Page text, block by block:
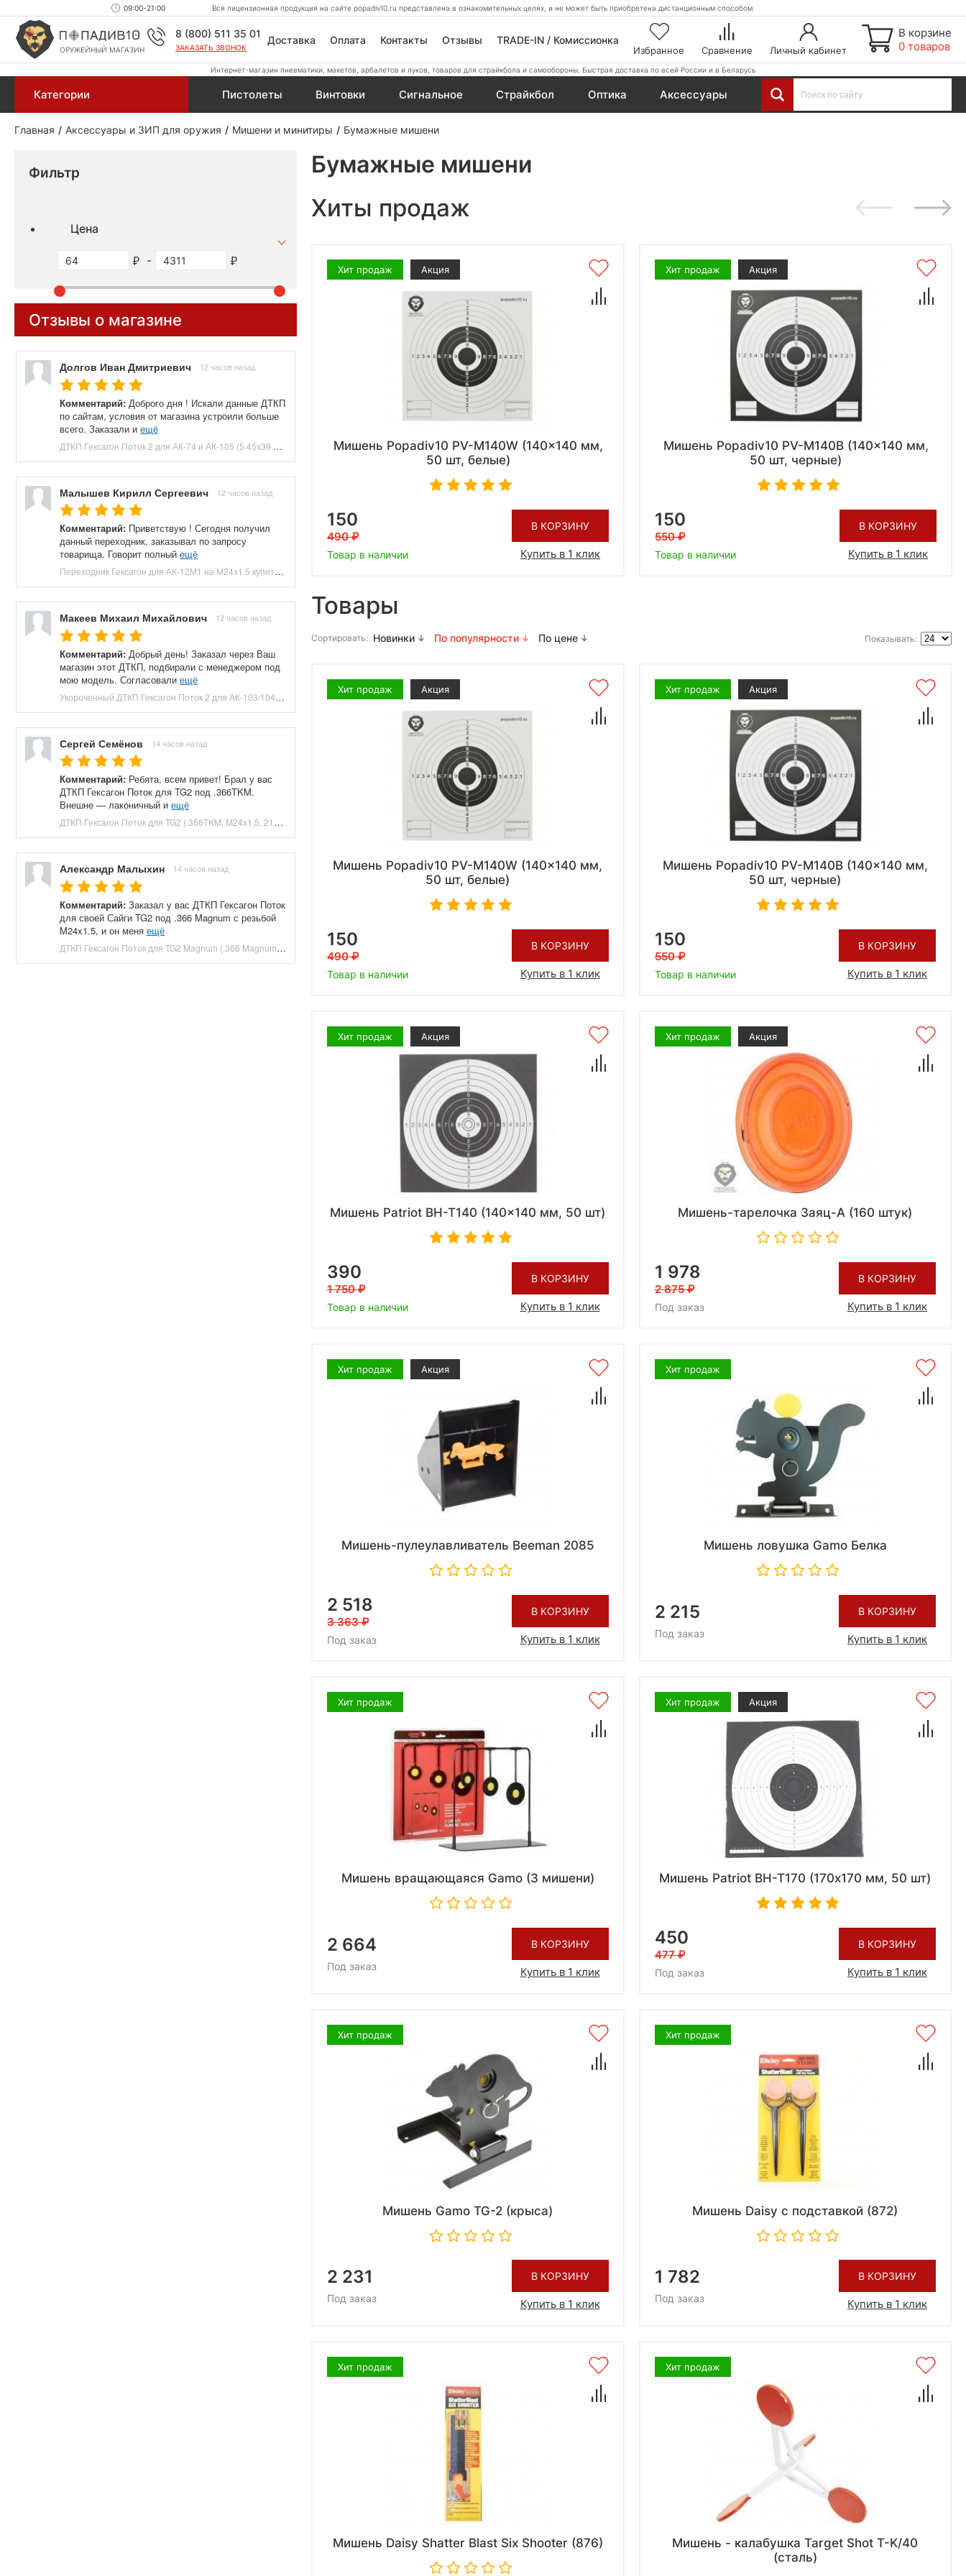
09:00-21:00 Вся лицензионная продукция на сайте popadiv10.ru представлена в ознакомительных целях, и не может быть приобретена дистанционным способом.
ОРУЖЕЙНЫЙ МАГАЗИН
8 (800) 511 35 01
ЗАКАЗАТЬ ЗВОНОК
Доставка Оплата Контакты Отзывы TRADE-IN / Комиссионка
Избранное Сравнение Личный кабинет
В корзине
0 товаров
Интернет-магазин пневматики, макетов, арбалетов и луков, товаров для страйкбола и самообороны. Быстрая доставка по всей России и в Беларусь
Категории Пистолеты Винтовки Сигнальное Страйкбол Оптика Аксессуары
Главная Аксессуары и ЗИП для оружия Мишени и минитиры Бумажные мишени
Фильтр
Цена
-
Отзывы о магазине
Долгов Иван Дмитриевич 12 часов назад
Комментарий: Доброго дня ! Искали данные ДТКП
по сайтам, условия от магазина устроили больше
всего. Заказали и ещё
ДТКП Гексагон Поток 2 для АК-74 и АК-105 (5.45x39 мм, M24x1.5, 170 мм, 7 камер, банка, сталь) купить в Москве и СПБ, цена 9900 руб. Доставка по РФ!
Малышев Кирилл Сергеевич 12 часов назад
Комментарий: Приветствую ! Сегодня получил
данный переходник, заказывал по запросу
товарища. Говорит полный ещё
Переходник Гексагон для АК-12М1 на М24х1.5 купить в Москве и СПБ, цена 4900 руб. Доставка по РФ!
Макеев Михаил Михайлович 12 часов назад
Комментарий: Добрый день! Заказал через Ваш
магазин этот ДТКП, подбирали с менеджером под
мою модель. Согласовали ещё
Укороченный ДТКП Гексагон Поток 2 для АК-103/104 (M24x1.5, 7.62x39, 5 камер, сталь, 120 мм) купить в Москве и СПБ, цена 8800 руб. Доставка по РФ!
Сергей Семёнов 14 часов назад
Комментарий: Ребята, всем привет! Брал у вас
ДТКП Гексагон Поток для TG2 под .366TKM.
Внешне — лаконичный и ещё
ДТКП Гексагон Поток для TG2 (.366TKM, M24x1.5, 210 мм, банка) купить в Москве и СПБ, цена 23660 руб. Доставка по РФ!
Александр Малыхин 14 часов назад
Комментарий: Заказал у вас ДТКП Гексагон Поток
для своей Сайги TG2 под .366 Magnum с резьбой
M24x1.5, и он меня ещё
ДТКП Гексагон Поток для TG2 Magnum (.366 Magnum, M24x1.5, 230 мм, банка) купить в Москве и СПБ, цена 27040 руб. Доставка по РФ!
Бумажные мишени
Хиты продаж
Хит продаж Акция
Мишень Popadiv10 PV-M140W (140x140 мм,
50 шт, белые)
150
490
Товар в наличии
В КОРЗИНУ
Купить в 1 клик
Хит продаж Акция
Мишень Popadiv10 PV-M140B (140x140 мм,
50 шт, черные)
150
550
Товар в наличии
В КОРЗИНУ
Купить в 1 клик
Товары
Сортировать: Новинки По популярности По цене Показывать:
Хит продаж Акция
Мишень Popadiv10 PV-M140W (140x140 мм,
50 шт, белые)
150
490
Товар в наличии
В КОРЗИНУ
Купить в 1 клик
Хит продаж Акция
Мишень Popadiv10 PV-M140B (140x140 мм,
50 шт, черные)
150
550
Товар в наличии
В КОРЗИНУ
Купить в 1 клик
Хит продаж Акция
Мишень Patriot BH-T140 (140x140 мм, 50 шт)
390
1 750
Товар в наличии
В КОРЗИНУ
Купить в 1 клик
Хит продаж Акция
Мишень-тарелочка Заяц-А (160 штук)
1 978
2 875
Под заказ
В КОРЗИНУ
Купить в 1 клик
Хит продаж Акция
Мишень-пулеулавливатель Beeman 2085
2 518
3 363
Под заказ
В КОРЗИНУ
Купить в 1 клик
Хит продаж
Мишень ловушка Gamo Белка
2 215
Под заказ
В КОРЗИНУ
Купить в 1 клик
Хит продаж
Мишень вращающаяся Gamo (3 мишени)
2 664
Под заказ
В КОРЗИНУ
Купить в 1 клик
Хит продаж Акция
Мишень Patriot BH-T170 (170х170 мм, 50 шт)
450
477
Под заказ
В КОРЗИНУ
Купить в 1 клик
Хит продаж
Мишень Gamo TG-2 (крыса)
2 231
Под заказ
В КОРЗИНУ
Купить в 1 клик
Хит продаж
Мишень Daisy с подставкой (872)
1 782
Под заказ
В КОРЗИНУ
Купить в 1 клик
Хит продаж
Мишень Daisy Shatter Blast Six Shooter (876)
Хит продаж
Мишень - калабушка Target Shot T-K/40
(сталь)